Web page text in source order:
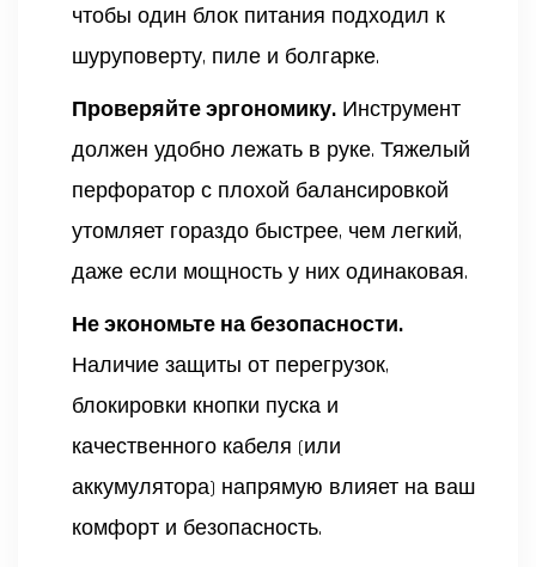
чтобы один блок питания подходил к
шуруповерту, пиле и болгарке.
Проверяйте эргономику. Инструмент
должен удобно лежать в руке. Тяжелый
перфоратор с плохой балансировкой
утомляет гораздо быстрее, чем легкий,
даже если мощность у них одинаковая.
Не экономьте на безопасности.
Наличие защиты от перегрузок,
блокировки кнопки пуска и
качественного кабеля (или
аккумулятора) напрямую влияет на ваш
комфорт и безопасность.